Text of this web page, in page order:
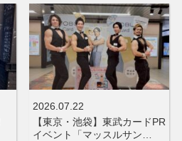
2026.07.22
【東京・池袋】東武カードPR
イベント「マッスルサン…